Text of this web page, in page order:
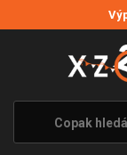
VÝPRODEJ
VIDEOHRY
XZONE
TÉMATIKY